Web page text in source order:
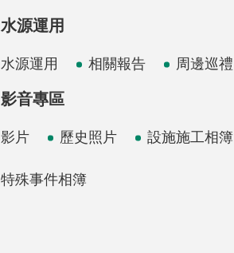
水源運用
水源運用 相關報告 周邊巡禮
影音專區
影片 歷史照片 設施施工相簿
特殊事件相簿